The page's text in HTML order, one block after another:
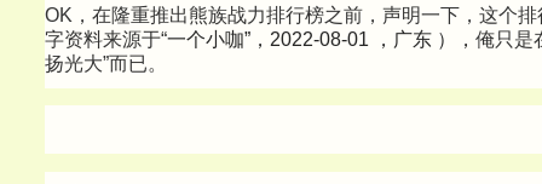
OK，在隆重推出熊族战力排行榜之前，声明一下，这个
字资料来源于“一个小咖”，2022-08-01 ，广东 ）， 俺只是
扬光大”而已。